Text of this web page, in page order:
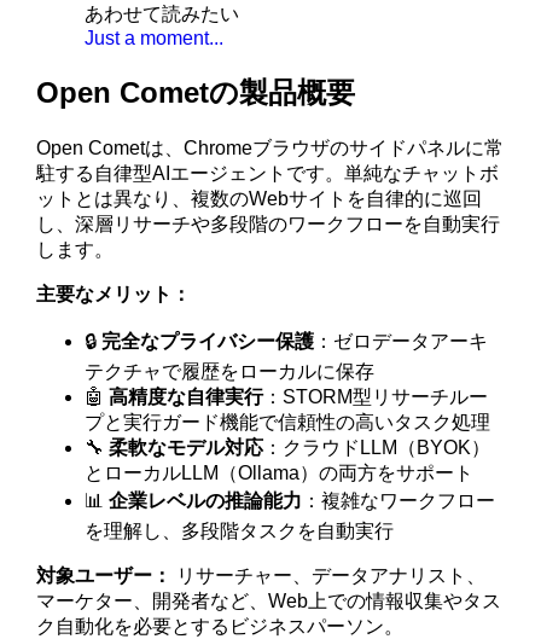
あわせて読みたい
Just a moment...
Open Cometの製品概要
Open Cometは、Chromeブラウザのサイドパネルに常
駐する自律型AIエージェントです。単純なチャットボ
ットとは異なり、複数のWebサイトを自律的に巡回
し、深層リサーチや多段階のワークフローを自動実行
します。
主要なメリット：
🔒 完全なプライバシー保護 ：ゼロデータアーキ
テクチャで履歴をローカルに保存
🤖高精度な自律実行：STORM型リサーチルー
プと実行ガード機能で信頼性の高いタスク処理
🔧柔軟なモデル対応 ：クラウドLLM（BYOK）
とローカルLLM（Ollama）の両方をサポート
📊企業レベルの推論能力 ：複雑なワークフロー
を理解し、多段階タスクを自動実行
対象ユーザー：
リサーチャー、データアナリスト、
マーケター、開発者など、Web上での情報収集やタス
ク自動化を必要とするビジネスパーソン。